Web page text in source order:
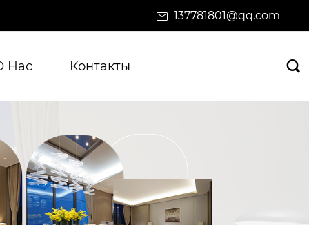
137781801@qq.com
Нас Контакты 